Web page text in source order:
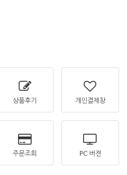
상품후기 개인결제창
주문조회 PC 버젼